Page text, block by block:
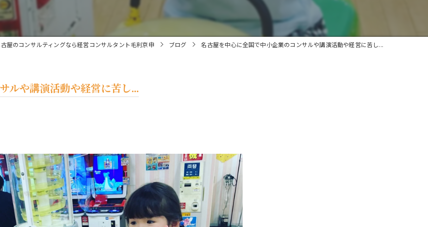
屋のコンサルティングなら経営コンサルタント毛利京申 ブログ 名古屋を中心に全国で中小企業のコンサルや講演活動や経営に苦し...
ルや講演活動や経営に苦し...